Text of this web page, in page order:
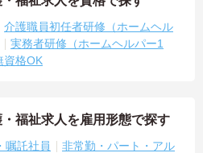
介護職員初任者研修（ホームヘル
実務者研修（ホームヘルパー1
資格OK
福祉求人を雇用形態で探す
嘱託社員
非常勤・パート・アル